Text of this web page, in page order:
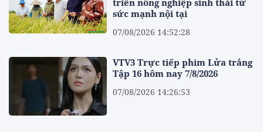
sức mạnh nội tại
07/08/2026 14:52:28
VTV3 Trực tiếp phim Lửa trắng
Tập 16 hôm nay 7/8/2026
07/08/2026 14:26:53